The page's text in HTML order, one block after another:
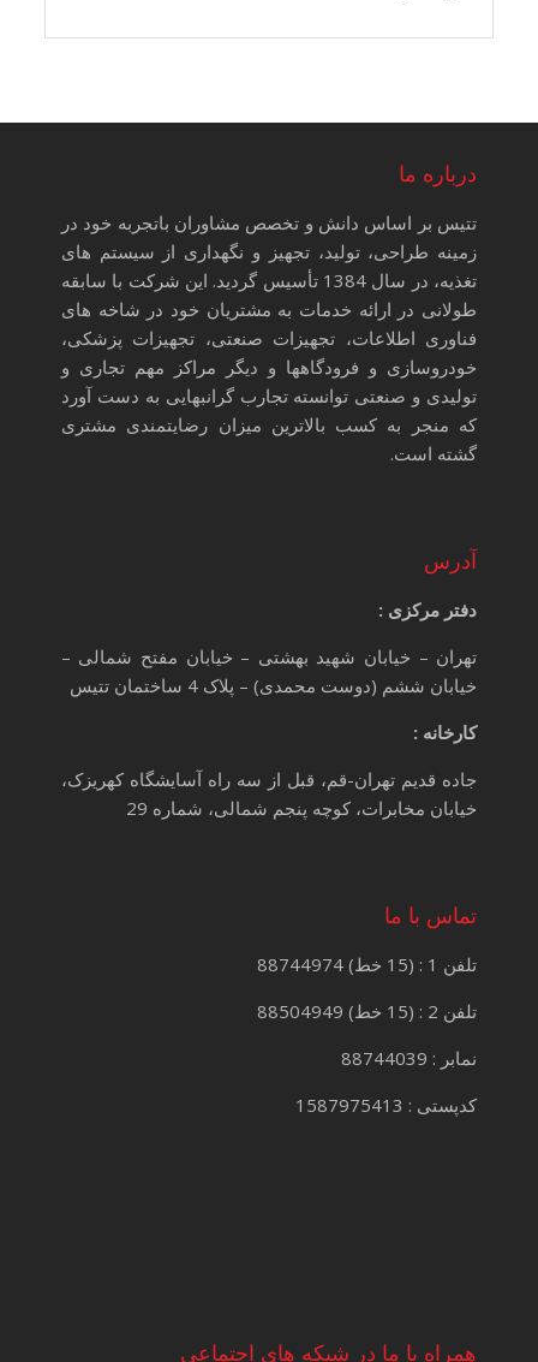
درباره ما
تتیس بر اساس دانش و تخصص مشاوران باتجربه خود در
زمینه طراحی، تولید، تجهیز و نگهداری از سیستم های
تغذیه، در سال 1384 تأسیس گردید. این شرکت با سابقه
طولانی در ارائه خدمات به مشتریان خود در شاخه های
فناوری اطلاعات، تجهیزات صنعتی، تجهیزات پزشکی،
خودروسازی و فرودگاهها و دیگر مراکز مهم تجاری و
تولیدی و صنعتی توانسته تجارب گرانبهایی به دست آورد
که منجر به کسب بالاترین میزان رضایتمندی مشتری
گشته است.
آدرس
دفتر مرکزی :
تهران – خیابان شهید بهشتی – خیابان مفتح شمالی –
خیابان ششم (دوست محمدی) – پلاک 4 ساختمان تتیس
کارخانه :
جاده قدیم تهران-قم، قبل از سه راه آسایشگاه کهریزک،
خیابان مخابرات، کوچه پنجم شمالی، شماره 29
تماس با ما
تلفن 1 : (15 خط) 88744974
تلفن 2 : (15 خط) 88504949
نمابر : 88744039
کدپستی : 1587975413
همراه با ما در شبکه های اجتماعی